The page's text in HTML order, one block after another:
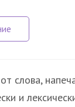
слова,
и